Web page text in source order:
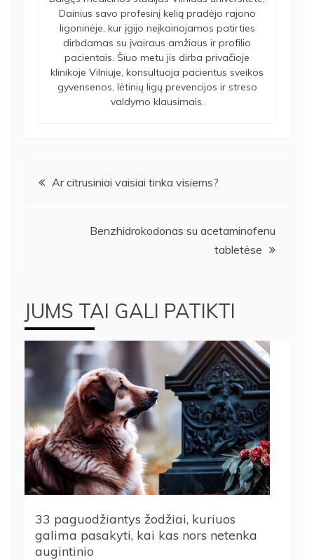
Dainius savo profesinį kelią pradėjo rajono
ligoninėje, kur įgijo neįkainojamos patirties
dirbdamas su įvairaus amžiaus ir profilio
pacientais. Šiuo metu jis dirba privačioje
klinikoje Vilniuje, konsultuoja pacientus sveikos
gyvensenos, lėtinių ligų prevencijos ir streso
valdymo klausimais.
Navigacija
Ar citrusiniai vaisiai tinka visiems?
Benzhidrokodonas su acetaminofenu
tabletėse
JUMS TAI GALI PATIKTI
33 paguodžiantys žodžiai, kuriuos
galima pasakyti, kai kas nors netenka
augintinio